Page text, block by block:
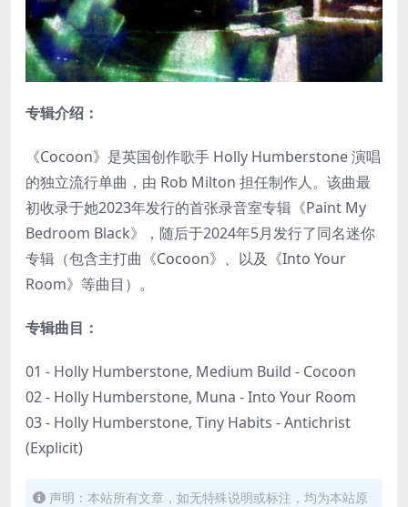
专辑介绍：
《Cocoon》是英国创作歌手 Holly Humberstone 演唱
的独立流行单曲，由 Rob Milton 担任制作人。该曲最
初收录于她2023年发行的首张录音室专辑《Paint My
Bedroom Black》，随后于2024年5月发行了同名迷你
专辑（包含主打曲《Cocoon》、以及《Into Your
Room》等曲目）。
专辑曲目：
01 - Holly Humberstone, Medium Build - Cocoon
02 - Holly Humberstone, Muna - Into Your Room
03 - Holly Humberstone, Tiny Habits - Antichrist
(Explicit)
声明：本站所有文章，如无特殊说明或标注，均为本站原